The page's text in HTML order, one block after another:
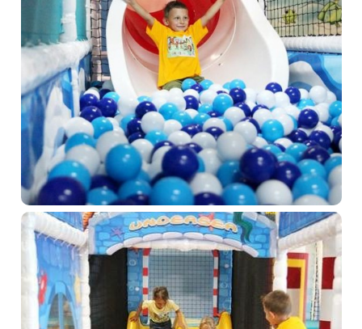
Prihlásiť sa
RegistráciaZabudnuté heslo
O nás